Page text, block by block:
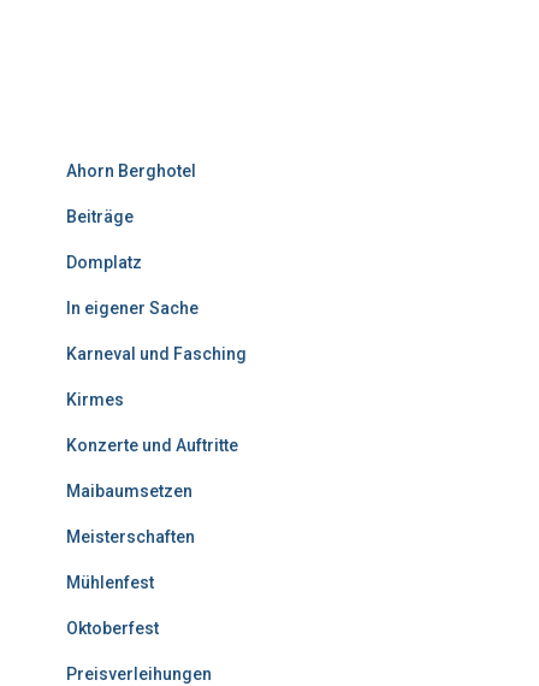
Ahorn Berghotel
Beiträge
Domplatz
In eigener Sache
Karneval und Fasching
Kirmes
Konzerte und Auftritte
Maibaumsetzen
Meisterschaften
Mühlenfest
Oktoberfest
Preisverleihungen